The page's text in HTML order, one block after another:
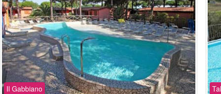
Il Gabbiano